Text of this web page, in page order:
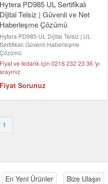
Hytera PD985 UL Sertifikalı
Dijital Telsiz | Güvenli ve Net
Haberleşme Çözümü
Hytera PD985 UL Dijital Telsiz | UL
Sertifikalı Güvenli Haberleşme
Çözümü
Fiyat ve tedarik için 0216 232 23 36 'yı
arayınız
Fiyat Sorunuz
1
En Yeni Ürünler Bize Ulaşın